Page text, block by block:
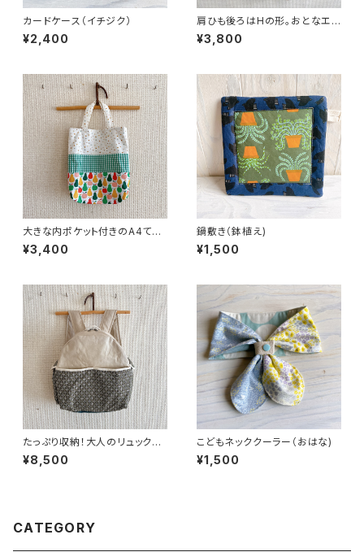
カードケース（イチジク）
¥2,400
肩ひも後ろはHの形。おとなエプ
ロン（バククロ）
¥3,800
大きな内ポケット付きのA4てさ
げバック（洋ナシとつぶつぶ）
¥3,400
鍋敷き（鉢植え)
¥1,500
たっぷり収納！大人のリュック
（鳥とミモザ・クロ）
¥8,500
こどもネッククーラー（おはな)
¥1,500
CATEGORY